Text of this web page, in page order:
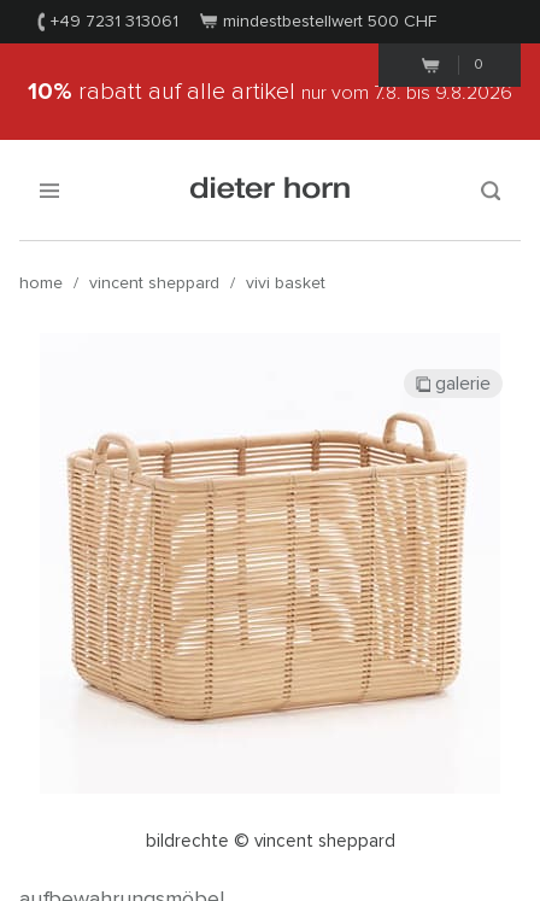
+49 7231 313061 mindestbestellwert 500 CHF
0
10% rabatt auf alle artikel nur vom 7.8.bis 9.8.2026
home / vincent sheppard / vivi basket
bildrechte © vincent sheppard
galerie